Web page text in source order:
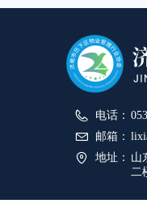
电话：
邮箱：
地址： 山
二